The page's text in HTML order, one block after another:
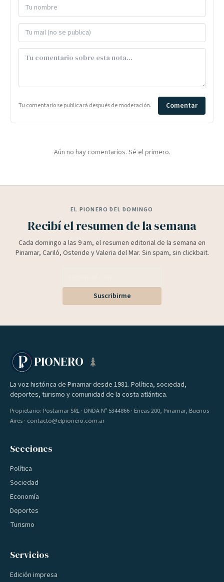
Tu comentario se publicará después de moderación. Comentar
Aún no hay comentarios. Sé el primero.
EL PIONERO DEL DOMINGO
Recibí el resumen de la semana
Cada domingo a las 9 am, el resumen editorial de la semana en
Pinamar, Cariló, Ostende y Valeria del Mar. Sin spam, sin clickbait.
Suscribirme
PIONERO
La voz histórica de Pinamar desde 1981. Política, sociedad,
deportes, turismo y comunidad de la costa atlántica.
Propietario: Postamar SRL · DNDA Nº 5344866 · Eneas 200, Pinamar, Buenos
Aires · contacto@elpionero.com.ar
Secciones
Política
Sociedad
Economía
Deportes
Turismo
Servicios
Edición impresa